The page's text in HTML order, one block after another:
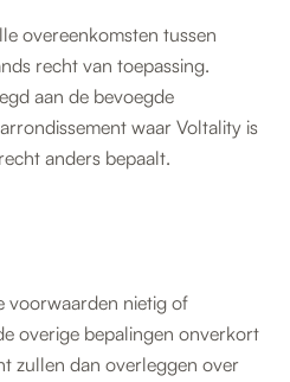
overeenkomsten tussen
recht van toepassing.
aan de bevoegde
waar Voltality is
anders bepaalt.
voorwaarden nietig of
overige bepalingen onverkort
zullen dan overleggen over